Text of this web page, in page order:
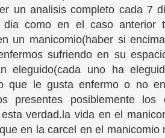
un analisis completo cada 7
dia como en el caso anterior
un manicomio(haber si
sufriendo en su
eleguido(cada uno ha
que le gusta enfermo o no
presentes posiblemente los
esta verdad.la vida en el
en la carcel en el manicomio